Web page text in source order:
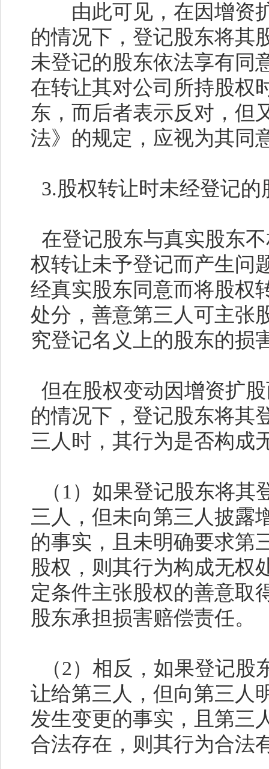
由此可见，在因增资扩
的情况下，登记股东将其
未登记的股东依法享有同
在转让其对公司所持股权
东，而后者表示反对，但
法》的规定，应视为其同
3.股权转让时未经登记
在登记股东与真实股东
权转让未予登记而产生问
经真实股东同意而将股权
处分，善意第三人可主张
究登记名义上的股东的损
但在股权变动因增资扩
的情况下，登记股东将其
三人时，其行为是否构成
（ 1 ）如果登记股东将其
三人，但未向第三人披露
的事实，且未明确要求第
股权，则其行为构成无权
定条件主张股权的善意取
股东承担损害赔偿责任。
（2）相反，如果登记股
让给第三人，但向第三人
发生变更的事实，且第三
合法存在，则其行为合法